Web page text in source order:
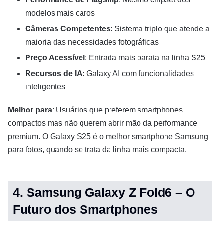
modelos mais caros
Câmeras Competentes: Sistema triplo que atende a
maioria das necessidades fotográficas
Preço Acessível : Entrada mais barata na linha S25
Recursos de IA: Galaxy AI com funcionalidades
inteligentes
Melhor para: Usuários que preferem smartphones
compactos mas não querem abrir mão da performance
premium. O Galaxy S25 é o melhor smartphone Samsung
para fotos, quando se trata da linha mais compacta.
4. Samsung Galaxy Z Fold6 – O
Futuro dos Smartphones